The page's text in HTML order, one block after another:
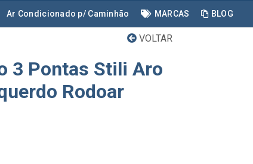
Ar Condicionado p/ Caminhão MARCAS BLOG
VOLTAR
3 Pontas Stili Aro
Rodoar